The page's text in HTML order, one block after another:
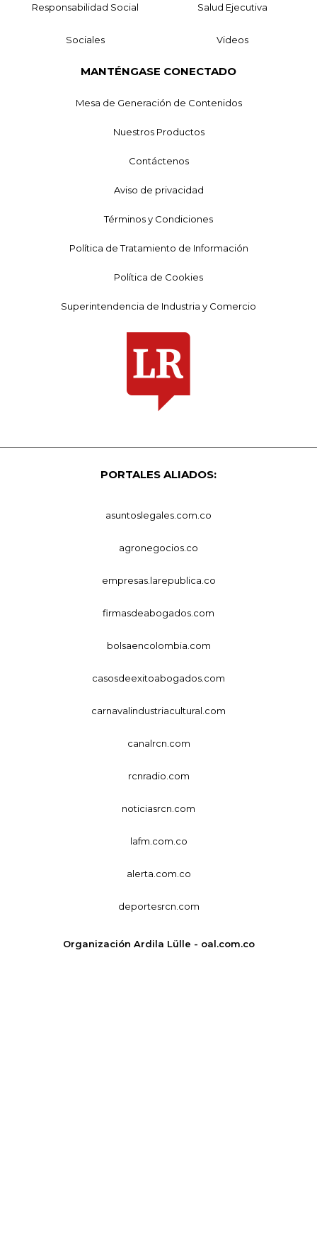
Responsabilidad Social Salud Ejecutiva
Sociales Videos
MANTÉNGASE CONECTADO
Mesa de Generación de Contenidos
Nuestros Productos
Contáctenos
Aviso de privacidad
Términos y Condiciones
Política de Tratamiento de Información
Política de Cookies
Superintendencia de Industria y Comercio
PORTALES ALIADOS:
asuntoslegales.com.co
agronegocios.co
empresas.larepublica.co
firmasdeabogados.com
bolsaencolombia.com
casosdeexitoabogados.com
carnavalindustriacultural.com
canalrcn.com
rcnradio.com
noticiasrcn.com
lafm.com.co
alerta.com.co
deportesrcn.com
Organización Ardila Lülle - oal.com.co